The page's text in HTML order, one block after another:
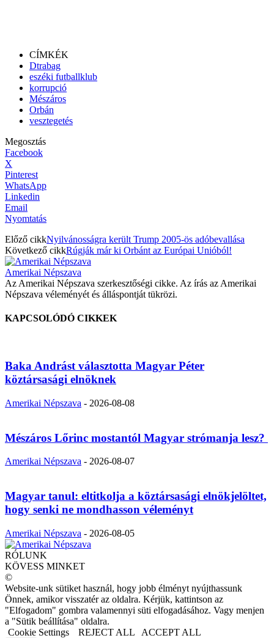
CÍMKÉK
Dtrabag
eszéki futballklub
korrupció
Mészáros
Orbán
vesztegetés
Megosztás
Facebook
X
Pinterest
WhatsApp
Linkedin
Email
Nyomtatás
Előző cikkNyilvánosságra került Trump 2005-ös adóbevallása
Következő cikkRúgják már ki Orbánt az Európai Unióból!
Amerikai Népszava
Az Amerikai Népszava szerkesztőségi cikke. Az írás az Amerikai
Népszava véleményét és álláspontját tükrözi.
KAPCSOLÓDÓ CIKKEK
Baka Andrást választotta Magyar Péter
köztársasági elnöknek
Amerikai Népszava - 2026-08-08
Mészáros Lőrinc mostantól Magyar strómanja lesz?
Amerikai Népszava - 2026-08-07
Magyar tanul: eltitkolja a köztársasági elnökjelöltet,
hogy senki ne mondhasson véleményt
Amerikai Népszava - 2026-08-05
RÓLUNK
KÖVESS MINKET
©
Website-unk sütiket használ, hogy jobb élményt nyújthassunk
Önnek, amikor visszatér az oldalra. Kérjük, kattintson az
"Elfogadom" gombra valamennyi süti elfogadásához. Vagy menjen
a "Sütik beállítása" oldalra.
Cookie Settings
REJECT ALL ACCEPT ALL